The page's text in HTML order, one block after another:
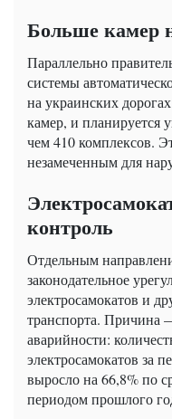
Больше камер
Параллельно
системы
на украинских
камер, и планируется
чем 410 комплексов.
незамеченным для
контроль
Отдельным
законодательное
электросамокатов и
транспорта. Причина
аварийности:
электросамокатов за
выросло на 66,8% по
периодом прошлого